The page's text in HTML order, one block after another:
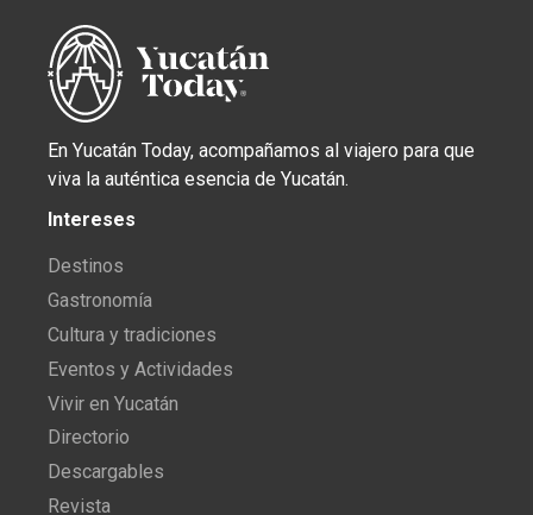
En Yucatán Today, acompañamos al viajero para que
viva la auténtica esencia de Yucatán.
Intereses
Destinos
Gastronomía
Cultura y tradiciones
Eventos y Actividades
Vivir en Yucatán
Directorio
Descargables
Revista